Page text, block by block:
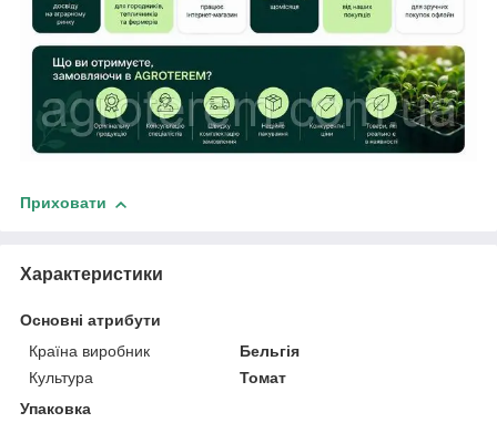
Приховати
Характеристики
Основні атрибути
Країна виробник
Бельгія
Культура
Томат
Упаковка